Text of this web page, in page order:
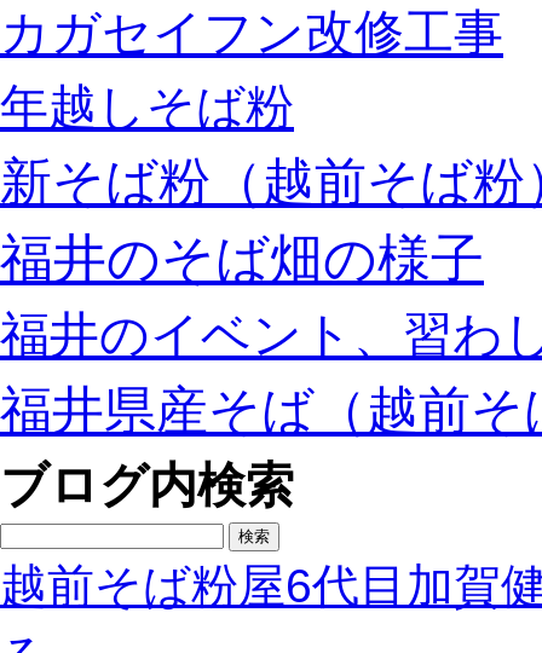
カガセイフン改修工事
年越しそば粉
新そば粉（越前そば粉
福井のそば畑の様子
福井のイベント、習わ
福井県産そば（越前そ
ブログ内検索
索:
越前そば粉屋6代目加賀